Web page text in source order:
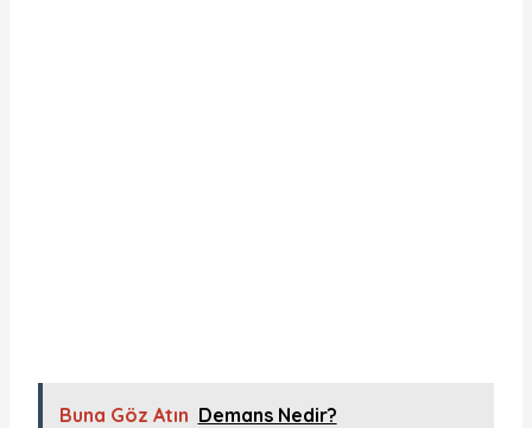
Buna Göz Atın Demans Nedir?